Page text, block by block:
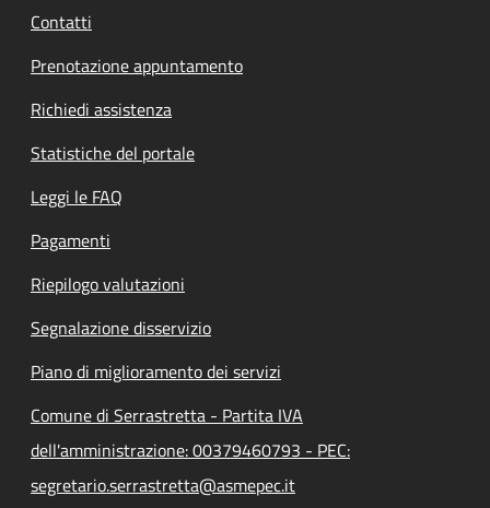
Contatti
Prenotazione appuntamento
Richiedi assistenza
Statistiche del portale
Leggi le FAQ
Pagamenti
Riepilogo valutazioni
Segnalazione disservizio
Piano di miglioramento dei servizi
Comune di Serrastretta - Partita IVA
dell'amministrazione: 00379460793 - PEC:
segretario.serrastretta@asmepec.it